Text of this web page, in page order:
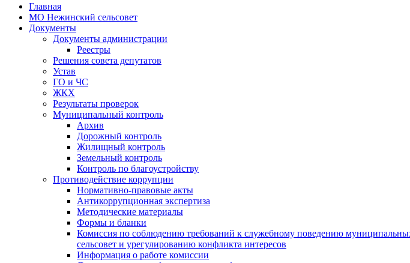
Главная
МО Нежинский сельсовет
Документы
Документы администрации
Реестры
Решения совета депутатов
Устав
ГО и ЧС
ЖКХ
Результаты проверок
Муниципальный контроль
Архив
Дорожный контроль
Жилищный контроль
Земельный контроль
Контроль по благоустройству
Противодействие коррупции
Нормативно-правовые акты
Антикоррупционная экспертиза
Методические материалы
Формы и бланки
Комиссия по соблюдению требований к служебному поведению
сельсовет и урегулированию конфликта интересов
Информация о работе комиссии